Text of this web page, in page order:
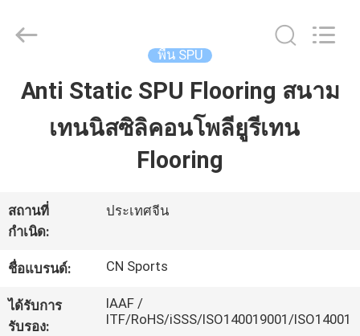
บ้าน
เกี่ยว
Materials
Reserved.
พื้น SPU
Anti Static SPU Flooring สนาม
เทนนิสซิลิคอนโพลียูรีเทน
Flooring
สถานที่
กำเนิด:
ประเทศจีน
ชื่อแบรนด์: CN Sports
ได้รับการ
รับรอง:
IAAF /
ITF/RoHS/iSSS/ISO140019001/ISO14001